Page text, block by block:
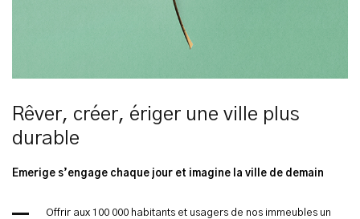
Rêver, créer, ériger une ville plus
durable
Emerige s’engage chaque jour et imagine la ville de demain
Offrir aux 100 000 habitants et usagers de nos immeubles un